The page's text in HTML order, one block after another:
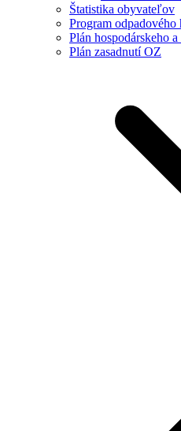
Štatistika obyvateľov
Program odpadového
Plán hospodárskeho
Plán zasadnutí OZ